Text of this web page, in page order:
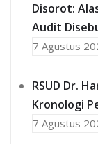
Disorot:
Audit
7 Agustus
RSUD Dr.
Kronologi
7 Agustus